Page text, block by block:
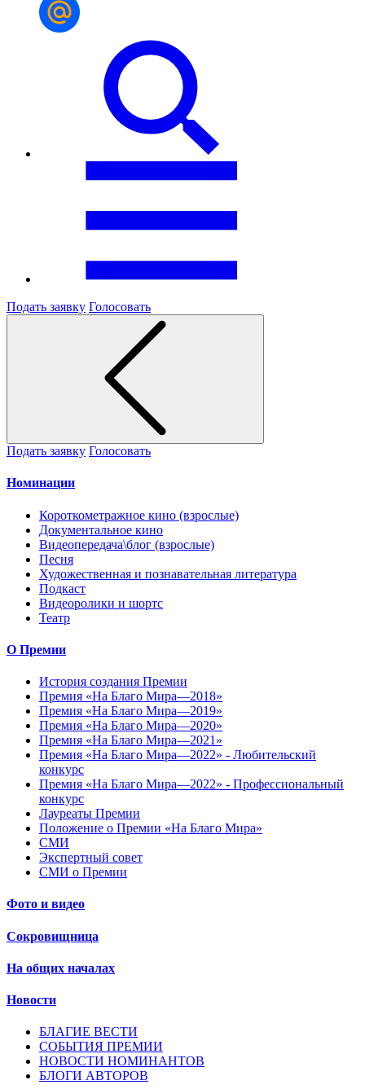
Подать заявку Голосовать
Подать заявку Голосовать
Номинации
Короткометражное кино (взрослые)
Документальное кино
Видеопередача\блог (взрослые)
Песня
Художественная и познавательная литература
Подкаст
Видеоролики и шортс
Театр
О Премии
История создания Премии
Премия «На Благо Мира—2018»
Премия «На Благо Мира—2019»
Премия «На Благо Мира—2020»
Премия «На Благо Мира—2021»
Премия «На Благо Мира—2022» - Любительский
конкурс
Премия «На Благо Мира—2022» - Профессиональный
конкурс
Лауреаты Премии
Положение о Премии «На Благо Мира»
СМИ
Экспертный совет
СМИ о Премии
Фото и видео
Сокровищница
На общих началах
Новости
БЛАГИЕ ВЕСТИ
СОБЫТИЯ ПРЕМИИ
НОВОСТИ НОМИНАНТОВ
БЛОГИ АВТОРОВ